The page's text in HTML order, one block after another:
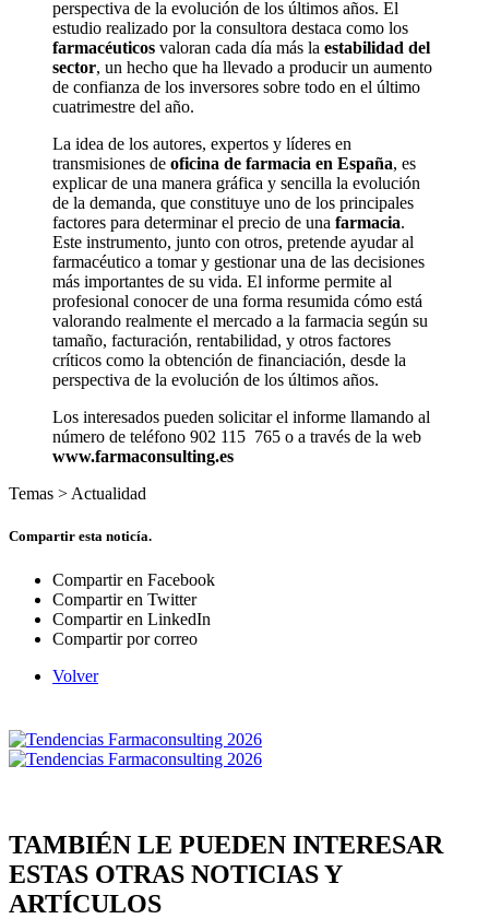
perspectiva de la evolución de los últimos años. El
estudio realizado por la consultora destaca como los
farmacéuticos valoran cada día más la estabilidad del
sector, un hecho que ha llevado a producir un aumento
de confianza de los inversores sobre todo en el último
cuatrimestre del año.
La idea de los autores, expertos y líderes en
transmisiones de oficina de farmacia en España, es
explicar de una manera gráfica y sencilla la evolución
de la demanda, que constituye uno de los principales
factores para determinar el precio de una farmacia.
Este instrumento, junto con otros, pretende ayudar al
farmacéutico a tomar y gestionar una de las decisiones
más importantes de su vida. El informe permite al
profesional conocer de una forma resumida cómo está
valorando realmente el mercado a la farmacia según su
tamaño, facturación, rentabilidad, y otros factores
críticos como la obtención de financiación, desde la
perspectiva de la evolución de los últimos años.
Los interesados pueden solicitar el informe llamando al
número de teléfono 902 115 765 o a través de la web
www.farmaconsulting.es
Temas > Actualidad
Compartir esta noticía.
Compartir en Facebook
Compartir en Twitter
Compartir en LinkedIn
Compartir por correo
Volver
TAMBIÉN LE PUEDEN INTERESAR
ESTAS OTRAS NOTICIAS Y
ARTÍCULOS